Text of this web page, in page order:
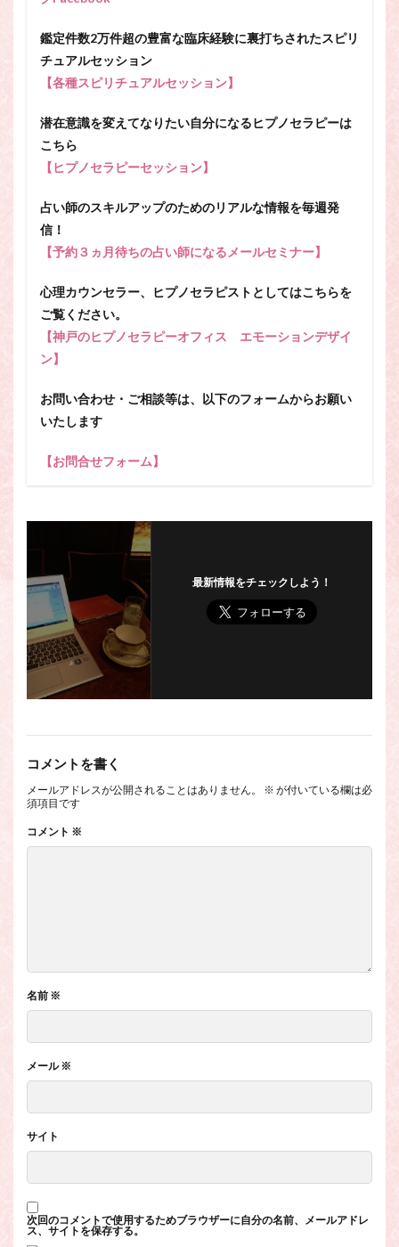
鑑定件数2万件超の豊富な臨床経験に裏打ちされたスピリ
チュアルセッション
【各種スピリチュアルセッション】
潜在意識を変えてなりたい自分になるヒプノセラピーは
こちら
【ヒプノセラピーセッション】
占い師のスキルアップのためのリアルな情報を毎週発
信！
【予約３ヵ月待ちの占い師になるメールセミナー】
心理カウンセラー、ヒプノセラピストとしてはこちらを
ご覧ください。
【神戸のヒプノセラピーオフィス エモーションデザイ
ン】
お問い合わせ・ご相談等は、以下のフォームからお願い
いたします
【お問合せフォーム】
最新情報をチェックしよう！
コメントを書く
メールアドレスが公開されることはありません。 ※ が付いている欄は必
須項目です
コメント ※
名前 ※
メール※
サイト
次回のコメントで使用するためブラウザーに自分の名前、メールアドレ
ス、サイトを保存する。